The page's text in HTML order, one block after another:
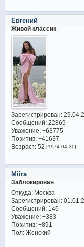
Евгений
Живой классик
Зарегистрирован:
Сообщений:22869
Уважение: +63775
Позитив: +41637
Возраст:52 [1974-04-30]
Miira
Заблокирован
Откуда:Москва
Зарегистрирован:
Сообщений:146
Уважение: +383
Позитив: +891
Пол:Женский